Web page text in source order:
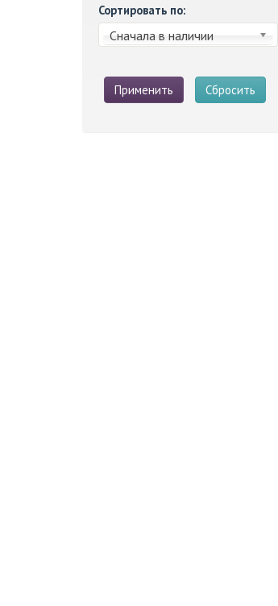
Сортировать по:
Сначала в наличии
Применить Сбросить